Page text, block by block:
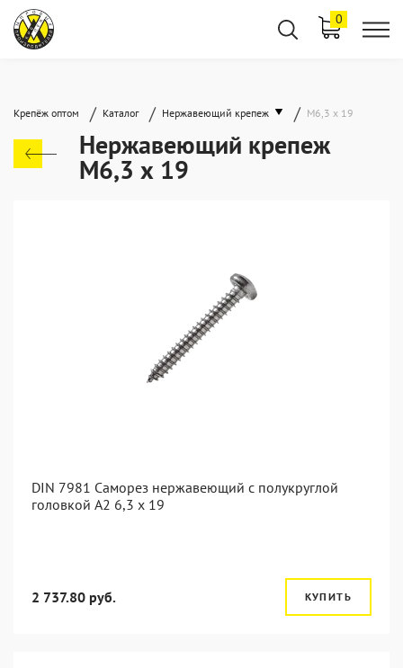
0
Крепёж оптом / Каталог / Нержавеющий крепеж / М6,3 х 19
Нержавеющий крепеж
М6,3 х 19
DIN 7981 Саморез нержавеющий с полукруглой
головкой А2 6,3 x 19
2 737.80 руб. КУПИТЬ